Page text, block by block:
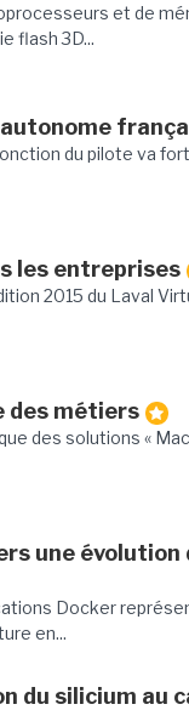
et de
flash 3D...
du pilote va
les entreprises
2015 du Laval
des métiers
des solutions «
une évolution
Docker
en...
du silicium au